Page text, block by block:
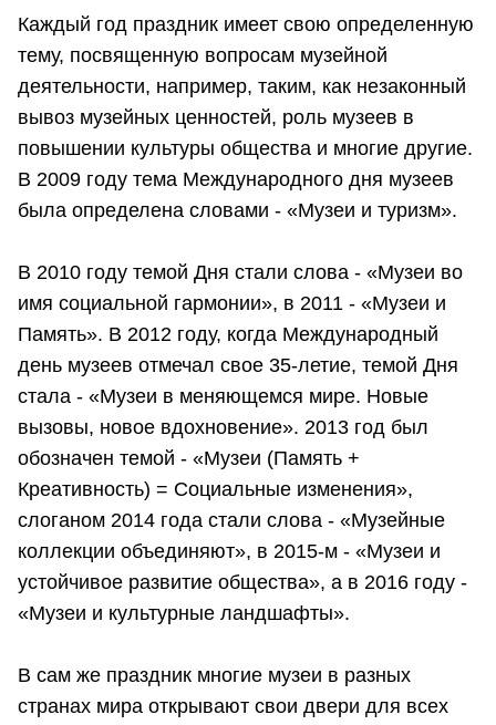
Каждый год праздник имеет свою определенную
тему, посвященную вопросам музейной
деятельности, например, таким, как незаконный
вывоз музейных ценностей, роль музеев в
повышении культуры общества и многие другие.
В 2009 году тема Международного дня музеев
была определена словами - «Музеи и туризм».
В 2010 году темой Дня стали слова - «Музеи во
имя социальной гармонии», в 2011 - «Музеи и
Память». В 2012 году, когда Международный
день музеев отмечал свое 35-летие, темой Дня
стала - «Музеи в меняющемся мире. Новые
вызовы, новое вдохновение». 2013 год был
обозначен темой - «Музеи (Память +
Креативность) = Социальные изменения»,
слоганом 2014 года стали слова - «Музейные
коллекции объединяют», в 2015-м - «Музеи и
устойчивое развитие общества», а в 2016 году -
«Музеи и культурные ландшафты».
В сам же праздник многие музеи в разных
странах мира открывают свои двери для всех